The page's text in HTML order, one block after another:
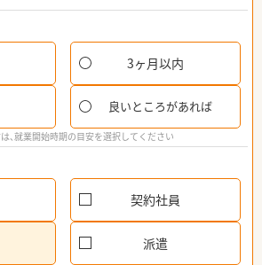
3ヶ月以内
良いところがあれば
、就業開始時期の目安を選択してください
契約社員
派遣